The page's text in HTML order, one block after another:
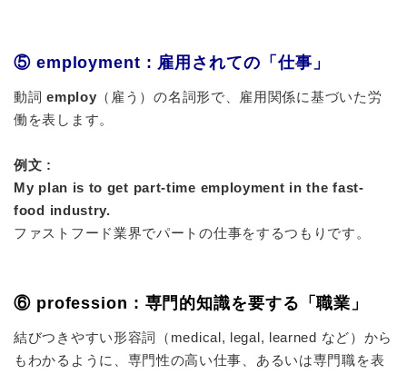
⑤ employment : 雇用されての「仕事」
動詞employ （雇う）の名詞形で、雇用関係に基づいた労
働を表します。
例文 :
My plan is to get part-time employment in the fast-
food industry.
ファストフード業界でパートの仕事をするつもりです。
⑥ profession : 専門的知識を要する「職業」
結びつきやすい形容詞
（medical, legal, learned など）から
もわかるように、専門性の高い仕事、あるいは専門職を表